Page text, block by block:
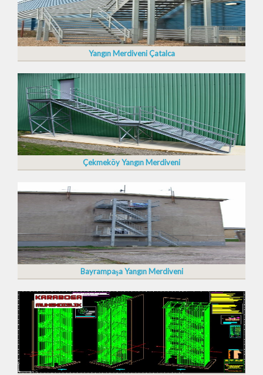
Yangın Merdiveni Çatalca
Çekmeköy Yangın Merdiveni
Bayrampaşa Yangın Merdiveni